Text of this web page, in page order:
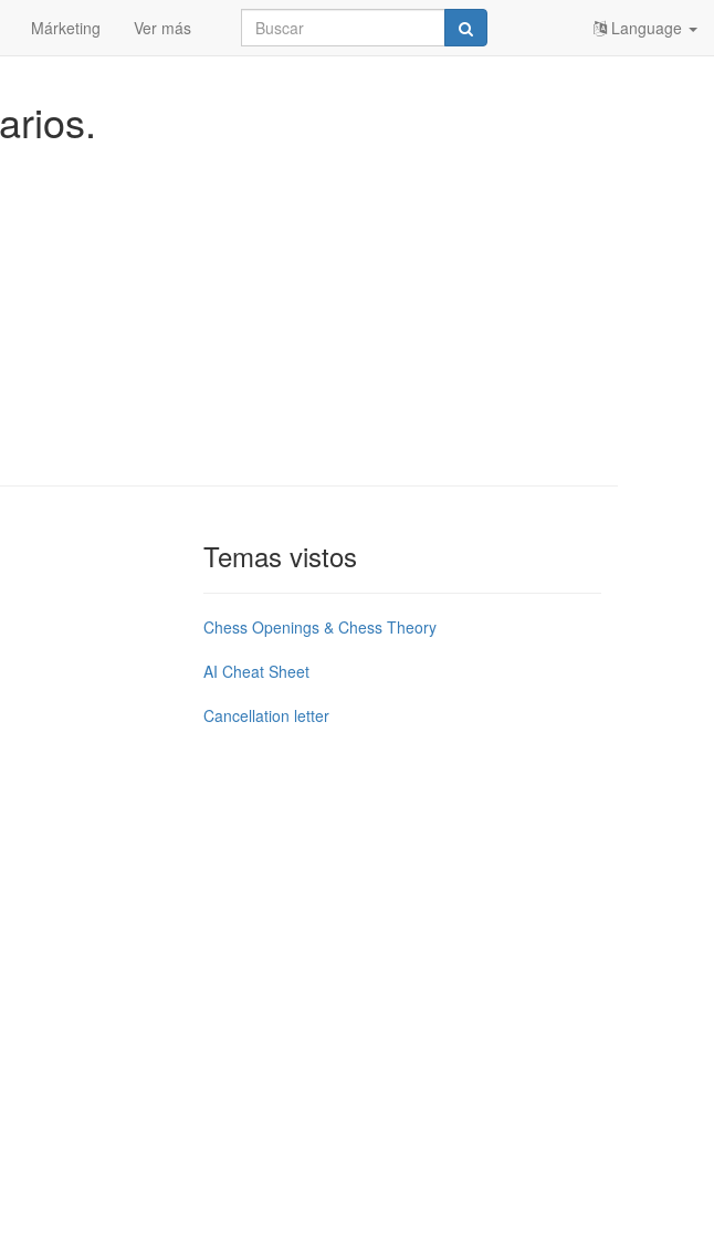
Márketing Ver más Language
Temas vistos
Chess Openings & Chess Theory
AI Cheat Sheet
Cancellation letter